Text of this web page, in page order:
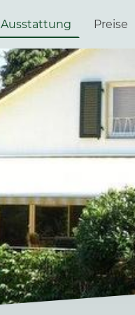
Ausstattung Preise